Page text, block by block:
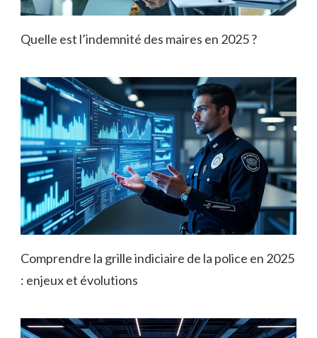
Quelle est l’indemnité des maires en 2025 ?
Comprendre la grille indiciaire de la police en 2025
: enjeux et évolutions